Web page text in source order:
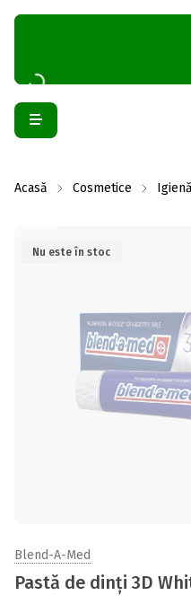
Acasă Cosmetice
Nu este în stoc
Blend-A-Med
Pastă de dinți 3D